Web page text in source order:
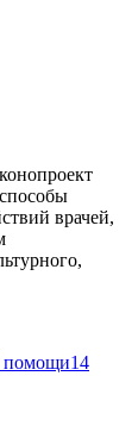
врачей,
помощи14